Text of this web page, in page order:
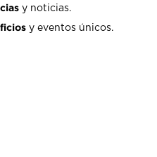
y noticias.
y eventos únicos.